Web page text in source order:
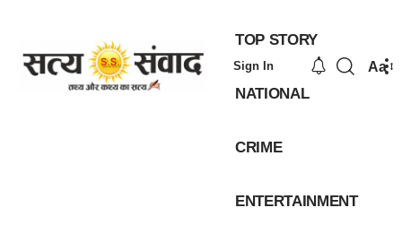
TOP STORY
NATIONAL
CRIME
ENTERTAINMENT
Sign In Aa